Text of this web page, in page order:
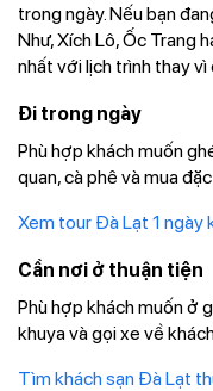
trong ngày. Nếu bạn
Như, Xích Lô, Ốc Trang
nhất với lịch trình thay vì
Đi trong ngày
Phù hợp khách muốn
quan, cà phê và mua đặc
Xem tour Đà Lạt 1 ngày
Cần nơi ở thuận tiện
Phù hợp khách muốn ở
khuya và gọi xe về
Tìm khách sạn Đà Lạt